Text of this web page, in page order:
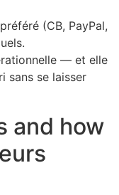
(CB, PayPal,
— et elle
sans se laisser
and how